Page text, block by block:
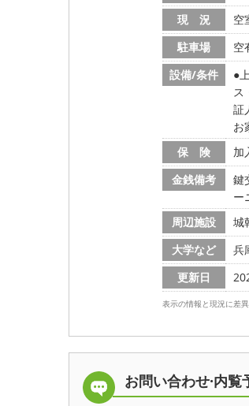
現 況
空
駐車場
空
設備/条件
ス
証
お
保 険
加
金銭備考
鍵
ー
周辺施設
城
大学など
兵
更新日
表示の情報と現況に差
お問い合わせ·内覧